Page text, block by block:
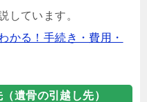
しています。
かる！手続き・費用・
遺骨の引越し先）